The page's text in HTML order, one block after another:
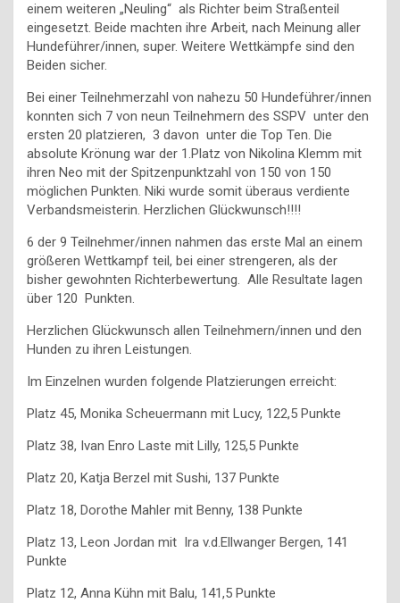
einem weiteren „Neuling“ als Richter beim Straßenteil
eingesetzt. Beide machten ihre Arbeit, nach Meinung aller
Hundeführer/innen, super. Weitere Wettkämpfe sind den
Beiden sicher.
Bei einer Teilnehmerzahl von nahezu 50 Hundeführer/innen
konnten sich 7 von neun Teilnehmern des SSPV unter den
ersten 20 platzieren, 3 davon unter die Top Ten. Die
absolute Krönung war der 1.Platz von Nikolina Klemm mit
ihren Neo mit der Spitzenpunktzahl von 150 von 150
möglichen Punkten. Niki wurde somit überaus verdiente
Verbandsmeisterin. Herzlichen Glückwunsch!!!!
6 der 9 Teilnehmer/innen nahmen das erste Mal an einem
größeren Wettkampf teil, bei einer strengeren, als der
bisher gewohnten Richterbewertung. Alle Resultate lagen
über 120 Punkten.
Herzlichen Glückwunsch allen Teilnehmern/innen und den
Hunden zu ihren Leistungen.
Im Einzelnen wurden folgende Platzierungen erreicht:
Platz 45, Monika Scheuermann mit Lucy, 122,5 Punkte
Platz 38, Ivan Enro Laste mit Lilly, 125,5 Punkte
Platz 20, Katja Berzel mit Sushi, 137 Punkte
Platz 18, Dorothe Mahler mit Benny, 138 Punkte
Platz 13, Leon Jordan mit Ira v.d.Ellwanger Bergen, 141
Punkte
Platz 12, Anna Kühn mit Balu, 141,5 Punkte